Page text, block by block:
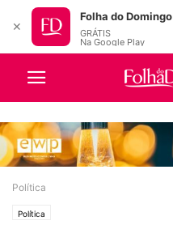
Política
Política
✕
Folha do Domingo
GRÁTIS
Na Google Play